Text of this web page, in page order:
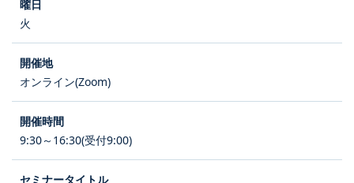
火
オンライン(Zoom)
9:30～16:30(受付9:00)